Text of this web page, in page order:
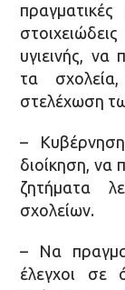
υγιεινής, να
τα
στελέχωση
–
διοίκηση, να
ζητήματα
σχολείων.
– Να
έλεγχοι σε